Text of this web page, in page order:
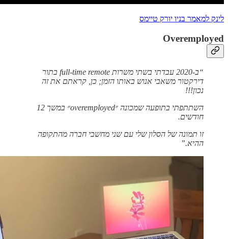
לינק למאמר בניו יורק טיימס
Overemployed
“ב-2020 עבדתי בשתי משרות full-time remote בתור
דירקטור משאבי אנוש באותו הזמן; כן, קראתם את זה
נכון!!!
השתתפתי בתופעה שמכונה ״overemployed״ במשך 12
חודשים.
זו תמונה של הסלון שלי עם שני מחשבי חברה מהתקופה
ההיא.”